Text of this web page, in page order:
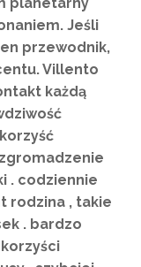
Jeśli
przewodnik,
Villento
każdą
. codziennie
rodzina , takie
. bardzo